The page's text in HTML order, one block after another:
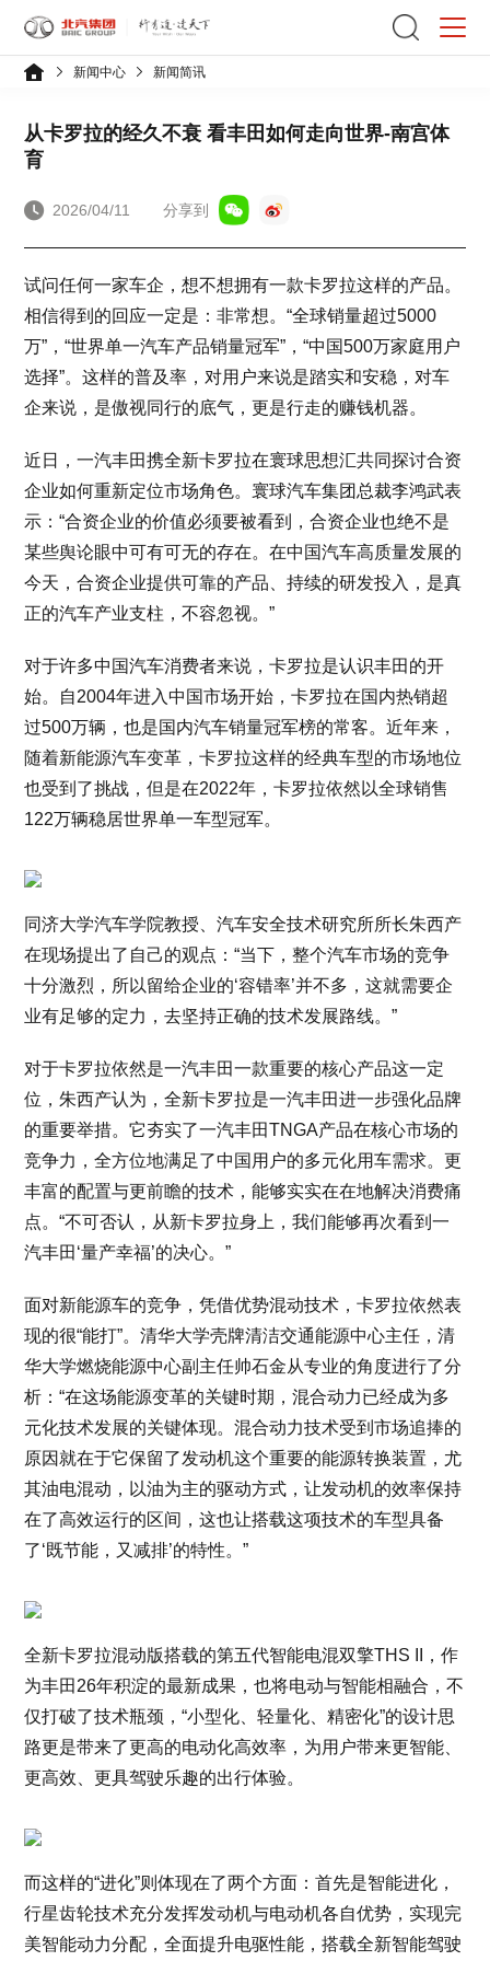
新闻中心 新闻简讯
从卡罗拉的经久不衰 看丰田如何走向世界-南宫体
育
2026/04/11 分享到
试问任何一家车企，想不想拥有一款卡罗拉这样的产品。
相信得到的回应一定是：非常想。“全球销量超过5000
万”，“世界单一汽车产品销量冠军”，“中国500万家庭用户
选择”。这样的普及率，对用户来说是踏实和安稳，对车
企来说，是傲视同行的底气，更是行走的赚钱机器。
近日，一汽丰田携全新卡罗拉在寰球思想汇共同探讨合资
企业如何重新定位市场角色。寰球汽车集团总裁李鸿武表
示：“合资企业的价值必须要被看到，合资企业也绝不是
某些舆论眼中可有可无的存在。在中国汽车高质量发展的
今天，合资企业提供可靠的产品、持续的研发投入，是真
正的汽车产业支柱，不容忽视。”
对于许多中国汽车消费者来说，卡罗拉是认识丰田的开
始。自2004年进入中国市场开始，卡罗拉在国内热销超
过500万辆，也是国内汽车销量冠军榜的常客。近年来，
随着新能源汽车变革，卡罗拉这样的经典车型的市场地位
也受到了挑战，但是在2022年，卡罗拉依然以全球销售
122万辆稳居世界单一车型冠军。
同济大学汽车学院教授、汽车安全技术研究所所长朱西产
在现场提出了自己的观点：“当下，整个汽车市场的竞争
十分激烈，所以留给企业的‘容错率’并不多，这就需要企
业有足够的定力，去坚持正确的技术发展路线。”
对于卡罗拉依然是一汽丰田一款重要的核心产品这一定
位，朱西产认为，全新卡罗拉是一汽丰田进一步强化品牌
的重要举措。它夯实了一汽丰田TNGA产品在核心市场的
竞争力，全方位地满足了中国用户的多元化用车需求。更
丰富的配置与更前瞻的技术，能够实实在在地解决消费痛
点。“不可否认，从新卡罗拉身上，我们能够再次看到一
汽丰田‘量产幸福’的决心。”
面对新能源车的竞争，凭借优势混动技术，卡罗拉依然表
现的很“能打”。清华大学壳牌清洁交通能源中心主任，清
华大学燃烧能源中心副主任帅石金从专业的角度进行了分
析：“在这场能源变革的关键时期，混合动力已经成为多
元化技术发展的关键体现。混合动力技术受到市场追捧的
原因就在于它保留了发动机这个重要的能源转换装置，尤
其油电混动，以油为主的驱动方式，让发动机的效率保持
在了高效运行的区间，这也让搭载这项技术的车型具备
了‘既节能，又减排’的特性。”
全新卡罗拉混动版搭载的第五代智能电混双擎THS II，作
为丰田26年积淀的最新成果，也将电动与智能相融合，不
仅打破了技术瓶颈，“小型化、轻量化、精密化”的设计思
路更是带来了更高的电动化高效率，为用户带来更智能、
更高效、更具驾驶乐趣的出行体验。
而这样的“进化”则体现在了两个方面：首先是智能进化，
行星齿轮技术充分发挥发动机与电动机各自优势，实现完
美智能动力分配，全面提升电驱性能，搭载全新智能驾驶